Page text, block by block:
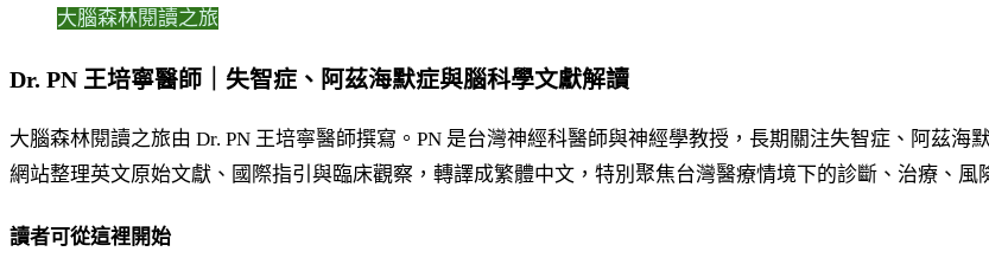
大腦森林閱讀之旅
Dr. PN 王培寧醫師｜失智症、阿茲海默症與腦科學文獻解讀
大腦森林閱讀之旅由 Dr. PN 王培寧醫師撰寫。PN 是台灣神經科醫師與神經學教授，長期關注失智症、阿茲
網站整理英文原始文獻、國際指引與臨床觀察，轉譯成繁體中文，特別聚焦台灣醫療情境下的診斷、治療、風
讀者可從這裡開始